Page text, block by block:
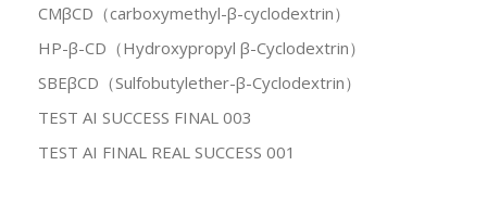
CMβCD（carboxymethyl-β-cyclodextrin）
HP-β-CD（Hydroxypropyl β-Cyclodextrin）
SBEβCD（Sulfobutylether-β-Cyclodextrin）
TEST AI SUCCESS FINAL 003
TEST AI FINAL REAL SUCCESS 001